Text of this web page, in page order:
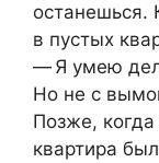
останешься.
в пустых
— Я умею
Но не с
Позже,
квартира